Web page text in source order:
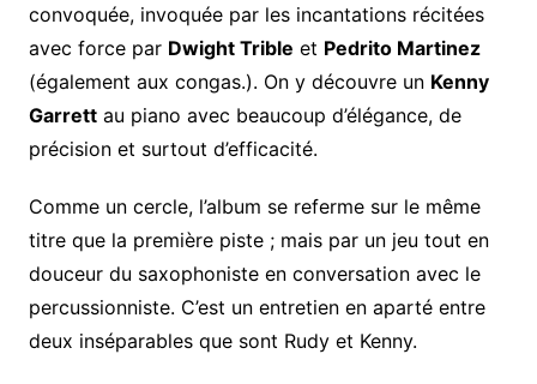
convoquée, invoquée par les incantations récitées
avec force par Dwight Trible et Pedrito Martinez
(également aux congas.). On y découvre un Kenny
Garrettau piano avec beaucoup d’élégance, de
précision et surtout d’efficacité.
Comme un cercle, l’album se referme sur le même
titre que la première piste ; mais par un jeu tout en
douceur du saxophoniste en conversation avec le
percussionniste. C’est un entretien en aparté entre
deux inséparables que sont Rudy et Kenny.